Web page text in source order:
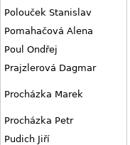
Polouček Stanislav
Pomahačová Alena
Poul Ondřej
Prajzlerová Dagmar
Procházka Marek
Procházka Petr
Pudich Jiří